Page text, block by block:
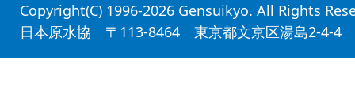
Copyright(C) 1996-2026 Gensuikyo. All Rights
日本原水協 〒113-8464 東京都文京区湯島2-4-4